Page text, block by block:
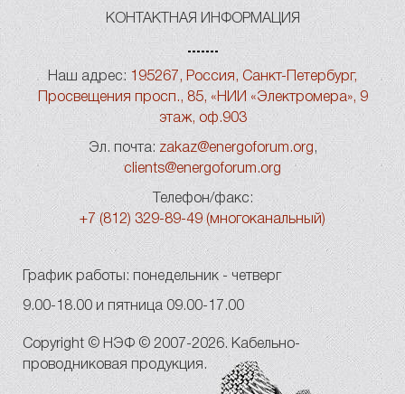
КОНТАКТНАЯ ИНФОРМАЦИЯ
Наш адрес: 195267, Россия, Санкт-Петербург,
Просвещения просп., 85, «НИИ «Электромера», 9
этаж, оф.903
Эл. почта: zakaz@energoforum.org,
clients@energoforum.org
Телефон/факс:
+7 (812) 329-89-49 (многоканальный)
График работы: понедельник - четверг
9.00-18.00 и пятница 09.00-17.00
Copyright © НЭФ © 2007-2026. Кабельно-
проводниковая продукция.